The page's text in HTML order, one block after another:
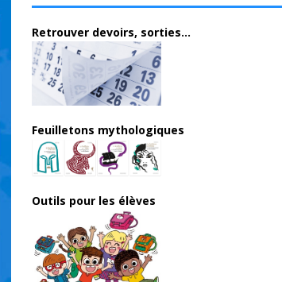
Retrouver devoirs, sorties...
Feuilletons mythologiques
Outils pour les élèves